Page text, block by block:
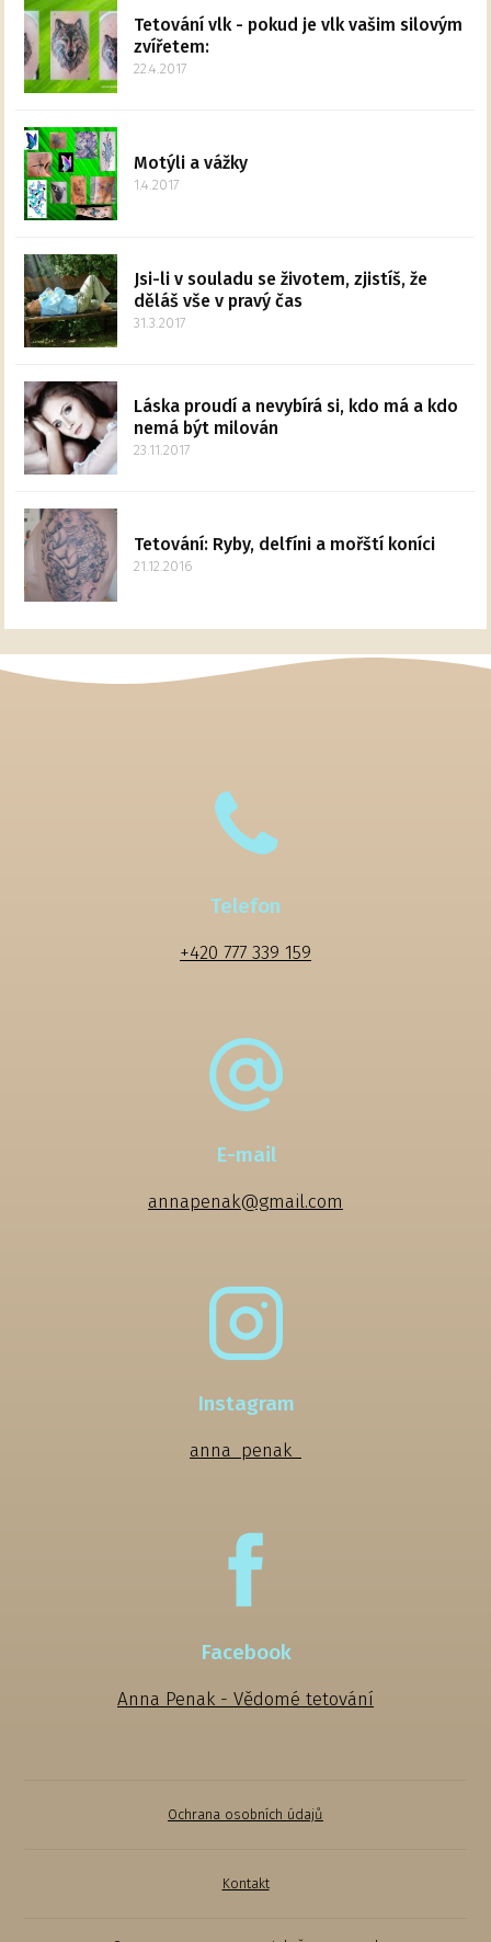
Tetování vlk - pokud je vlk vašim silovým
zvířetem:
22.4.2017
Motýli a vážky
1.4.2017
Jsi-li v souladu se životem, zjistíš, že
děláš vše v pravý čas
31.3.2017
Láska proudí a nevybírá si, kdo má a kdo
nemá být milován
23.11.2017
Tetování: Ryby, delfíni a mořští koníci
21.12.2016
Telefon
+420 777 339 159
E-mail
annapenak@gmail.com
Instagram
anna_penak_
Facebook
Anna Penak - Vědomé tetování
Ochrana osobních údajů
Kontakt